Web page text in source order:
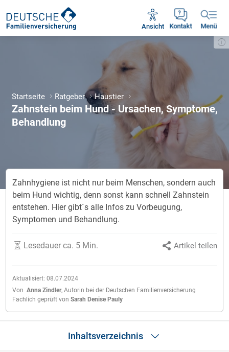
Kontakt
Ansicht Menü
Mo - Fr 09:00 - 18:30 Uhr
Startseite Ratgeber Haustier
Zahnstein beim Hund - Ursachen, Symptome,
Behandlung
Zahnhygiene ist nicht nur beim Menschen, sondern auch
beim Hund wichtig, denn sonst kann schnell Zahnstein
entstehen. Hier gibt´s alle Infos zu Vorbeugung,
Symptomen und Behandlung.
Aktualisiert: 08.07.2024
Von Anna Zindler, Autorin bei der Deutschen Familienversicherung
Fachlich geprüft von Sarah Denise Pauly
Lesedauer ca. 5 Min. Artikel teilen
Inhaltsverzeichnis